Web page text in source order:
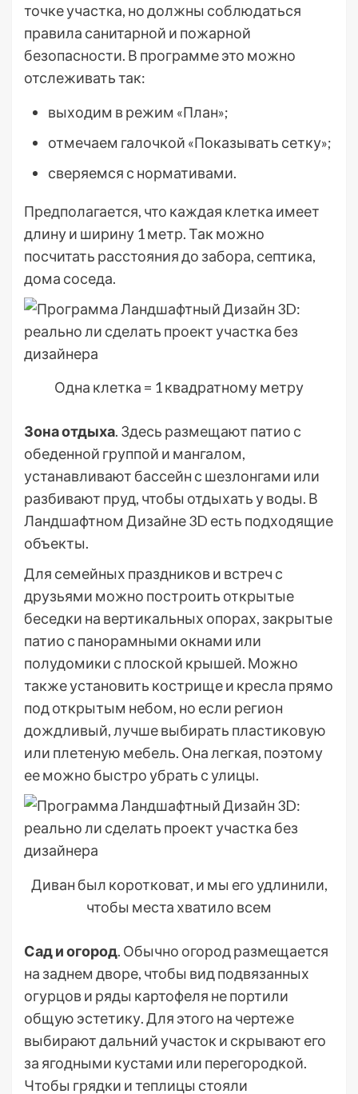
точке участка, но должны соблюдаться
правила санитарной и пожарной
безопасности. В программе это можно
отслеживать так:
выходим в режим «План»;
отмечаем галочкой «Показывать сетку»;
сверяемся с нормативами.
Предполагается, что каждая клетка имеет
длину и ширину 1 метр. Так можно
посчитать расстояния до забора, септика,
дома соседа.
Одна клетка = 1 квадратному метру
Зона отдыха. Здесь размещают патио с
обеденной группой и мангалом,
устанавливают бассейн с шезлонгами или
разбивают пруд, чтобы отдыхать у воды. В
Ландшафтном Дизайне 3D есть подходящие
объекты.
Для семейных праздников и встреч с
друзьями можно построить открытые
беседки на вертикальных опорах, закрытые
патио с панорамными окнами или
полудомики с плоской крышей. Можно
также установить кострище и кресла прямо
под открытым небом, но если регион
дождливый, лучше выбирать пластиковую
или плетеную мебель. Она легкая, поэтому
ее можно быстро убрать с улицы.
Диван был коротковат, и мы его удлинили,
чтобы места хватило всем
Сад и огород. Обычно огород размещается
на заднем дворе, чтобы вид подвязанных
огурцов и ряды картофеля не портили
общую эстетику. Для этого на чертеже
выбирают дальний участок и скрывают его
за ягодными кустами или перегородкой.
Чтобы грядки и теплицы стояли